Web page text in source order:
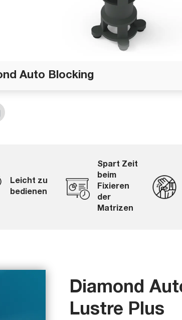
Auto Blocking
Leicht zu
bedienen
Spart Zeit
beim
Fixieren
der
Matrizen
Diamond
Lustre Plus